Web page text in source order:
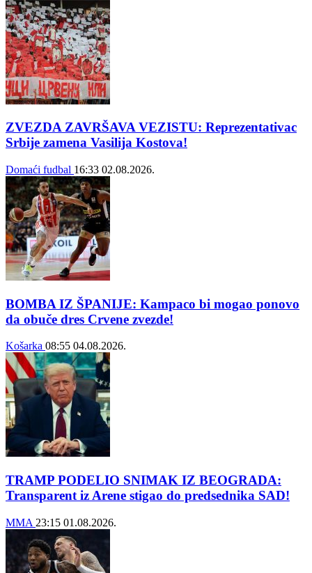
ZVEZDA ZAVRŠAVA VEZISTU: Reprezentativac
Srbije zamena Vasilija Kostova!
Domaći fudbal 16:33 02.08.2026.
BOMBA IZ ŠPANIJE: Kampaco bi mogao ponovo
da obuče dres Crvene zvezde!
Košarka 08:55 04.08.2026.
TRAMP PODELIO SNIMAK IZ BEOGRADA:
Transparent iz Arene stigao do predsednika SAD!
MMA 23:15 01.08.2026.